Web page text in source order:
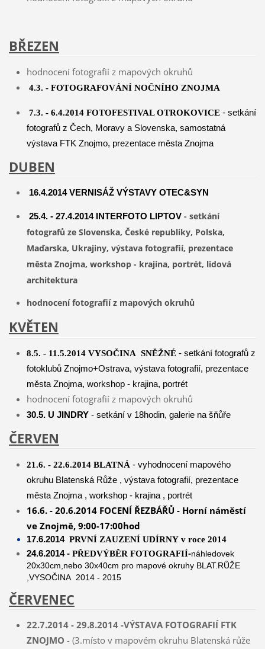
BŘEZEN
hodnocení fotografií z mapových okruhů
4.3. - FOTOGRAFOVÁNÍ NOČNÍHO ZNOJMA
7.3. - 6.4.2014 FOTOFESTIVAL OTROKOVICE- setkání
fotografů z Čech, Moravy a Slovenska, samostatná
výstava FTK Znojmo, prezentace města Znojma
DUBEN
16.4.2014 VERNISÁŽ VÝSTAVY OTEC&SYN
25.4. - 27.4.2014 INTERFOTO LIPTOV- setkání
fotografů ze Slovenska, České republiky, Polska,
Maďarska, Ukrajiny, výstava fotografií, prezentace
města Znojma, workshop - krajina, portrét, lidová
architektura
hodnocení fotografií z mapových okruhů
KVĚTEN
8.5. - 11.5.2014 VYSOČINA SNĚŽNÉ- setkání fotografů z
fotoklubů Znojmo+Ostrava, výstava fotografií, prezentace
města Znojma, workshop - krajina, portrét
hodnocení fotografií z mapových okruhů
30.5. U JINDRY- setkání v 18hodin, galerie na šňůře
ČERVEN
21.6. - 22.6.2014 BLATNÁ - vyhodnocení mapového
okruhu Blatenská Růže , výstava fotografií, prezentace
města Znojma , workshop - krajina , portrét
16.6. - 20.6.2014 FOCENÍ ŘEZBÁŘŮ - Horní náměstí
ve Znojmě, 9:00-17:00hod
17.6.2014 PRVNÍ ZAUZENÍ UDÍRNY v roce 2014
24.6.2014 - PŘEDVÝBĚR FOTOGRAFIÍ-náhledovek
20x30cm,nebo 30x40cm pro mapové okruhy BLAT.RŮŽE
,VYSOČINA 2014 - 2015
ČERVENEC
22.7.2014 - 29.8.2014 -VÝSTAVA FOTOGRAFIÍ FTK
ZNOJMO - (3.místo v mapovém okruhu Blatenská růže